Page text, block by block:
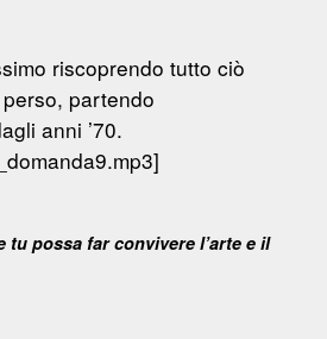
riscoprendo tutto ciò
partendo
anni ’70.
tu possa far convivere l’arte e il